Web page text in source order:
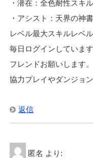
・潜在：全色耐性スキ
・アシスト：天界の神
レベル最大スキルレベ
毎日ログインしていま
フレンドお願いします。
協力プレイやダンジョ
返信
匿名 より: